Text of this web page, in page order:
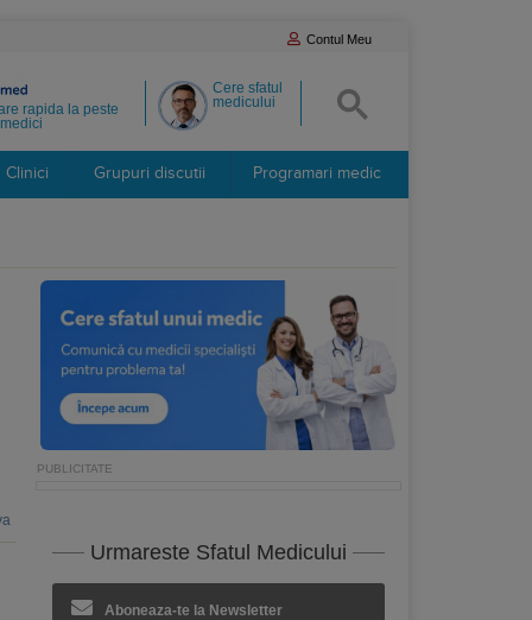
Contul Meu
Cere sfatul
medicului
rapida la peste
Clinici Grupuri discutii Programari medic
Urmareste Sfatul Medicului
Aboneaza-te la Newsletter